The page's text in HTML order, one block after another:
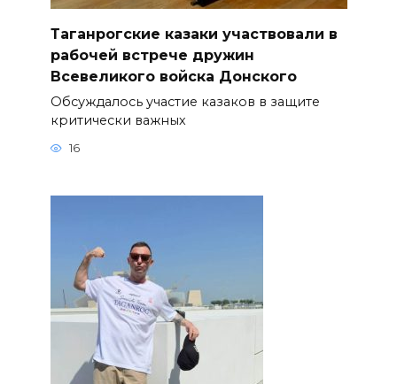
Таганрогские казаки участвовали в
рабочей встрече дружин
Всевеликого войска Донского
Обсуждалось участие казаков в защите
критически важных
16